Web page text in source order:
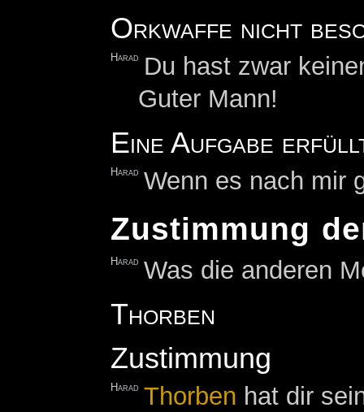
Orkwaffe nicht
Harad
Du hast zwar
Guter Mann!
Eine Aufgabe
Harad Wenn es nach mir
Zustimmung
Harad Was die anderen
Thorben
Zustimmung
Harad Thorben hat dir